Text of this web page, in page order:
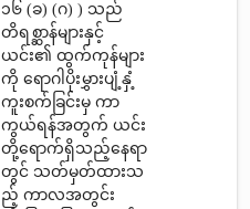
၁၆ (ခ) (ဂ) ) သည်
တိရစ္ဆာန်များနှင့်
ယင်း၏ ထွက်ကုန်များ
ကို ရောဂါပိုးမွှားပျံ့နှံ့
ကူးစက်ခြင်းမှ ကာ
ကွယ်ရန်အတွက် ယင်း
တို့ရောက်ရှိသည့်နေရာ
တွင် သတ်မှတ်ထားသ
ည့် ကာလအတွင်း